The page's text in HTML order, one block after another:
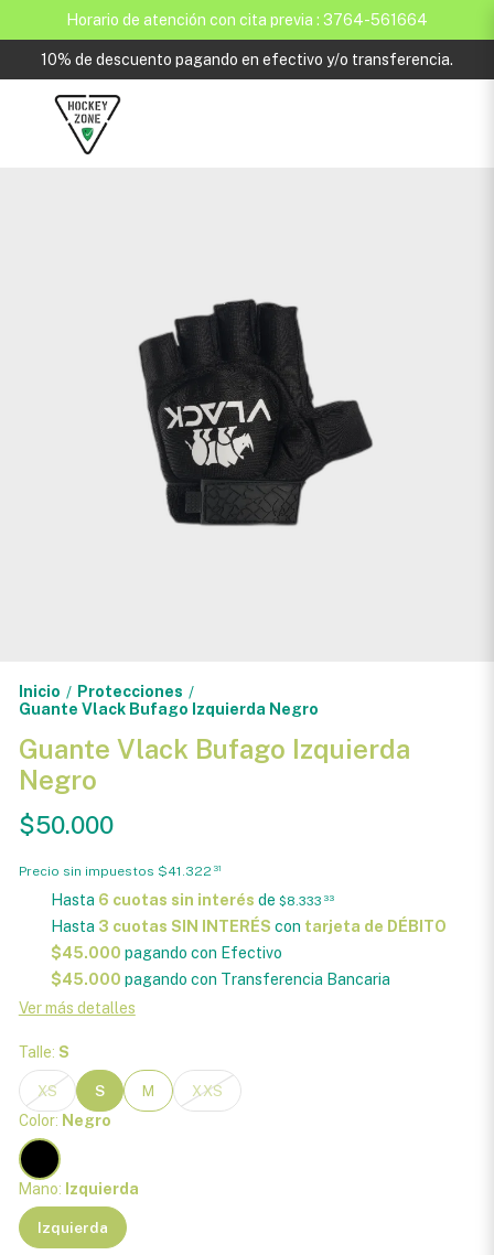
Horario de atención con cita previa : 3764-561664
10% de descuento pagando en efectivo y/o transferencia.
Inicio / Protecciones /
Guante Vlack Bufago Izquierda Negro
Guante Vlack Bufago Izquierda
Negro
$50.000
Precio sin impuestos $41.322 31
Hasta 6 cuotas sin interés de $8.333 33
Hasta 3 cuotas SIN INTERÉS con tarjeta de DÉBITO
$45.000 pagando con Efectivo
$45.000 pagando con Transferencia Bancaria
Ver más detalles
Talle: S
XS S M
XXS
Color: Negro
Mano: Izquierda
Izquierda